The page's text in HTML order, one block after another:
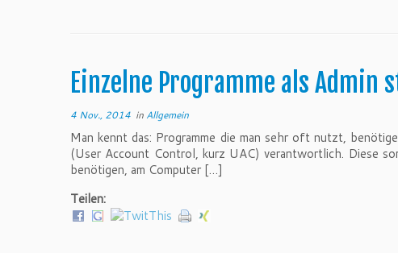
Einzelne Programme als
4 Nov., 2014 in Allgemein
Man kennt das: Programme die man sehr oft nutzt,
(User Account Control, kurz UAC) verantwortlich. Diese
benötigen, am Computer […]
Teilen: